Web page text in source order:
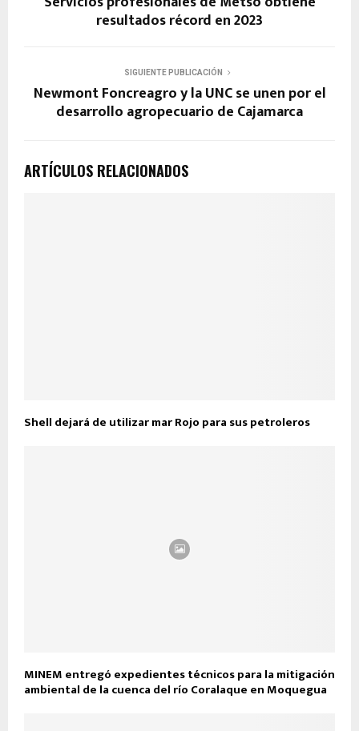
resultados récord en 2023
SIGUIENTE PUBLICACIÓN
Newmont Foncreagro y la UNC se unen por el
desarrollo agropecuario de Cajamarca
ARTÍCULOS RELACIONADOS
Shell dejará de utilizar mar Rojo para sus petroleros
MINEM entregó expedientes técnicos para la mitigación
ambiental de la cuenca del río Coralaque en Moquegua